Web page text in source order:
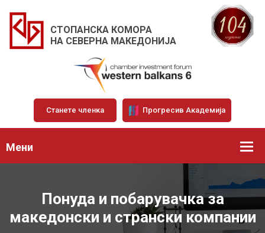
СТОПАНСКА КОМОРА
НА СЕВЕРНА МАКЕДОНИЈА
Станете членка Прогресив Академија
Мени
Понуда и побарувачка за
македонски и странски компании